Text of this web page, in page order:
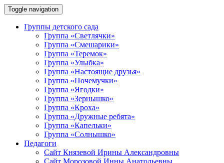
Toggle navigation
Группы детского сада
Группа «Светлячки»
Группа «Смешарики»
Группа «Теремок»
Группа «Улыбка»
Группа «Настоящие друзья»
Группа «Почемучки»
Группа «Ягодки»
Группа «Зернышко»
Группа «Кроха»
Группа «Дружные ребята»
Группа «Капельки»
Группа «Солнышко»
Педагоги
Сайт Князевой Ирины Александровны
Сайт Морозовой Инны Анатольевны